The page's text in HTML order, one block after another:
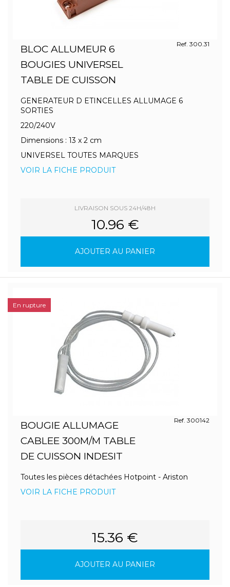
BLOC ALLUMEUR 6
BOUGIES UNIVERSEL
TABLE DE CUISSON
Ref. 300.31
GENERATEUR D ETINCELLES ALLUMAGE 6
SORTIES
220/240V
Dimensions : 13 x 2 cm
UNIVERSEL TOUTES MARQUES
VOIR LA FICHE PRODUIT
LIVRAISON SOUS 24H/48H
10.96 €
AJOUTER AU PANIER
BOUGIE ALLUMAGE
CABLEE 300M/M TABLE
DE CUISSON INDESIT
Ref. 300142
Toutes les pièces détachées Hotpoint - Ariston
VOIR LA FICHE PRODUIT
15.36 €
AJOUTER AU PANIER
En rupture